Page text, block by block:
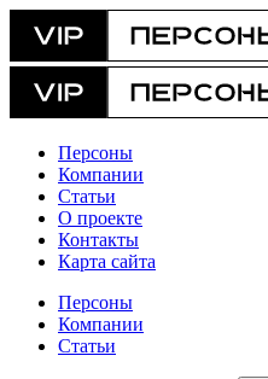
Персоны
Компании
Статьи
О проекте
Контакты
Карта сайта
Персоны
Компании
Статьи